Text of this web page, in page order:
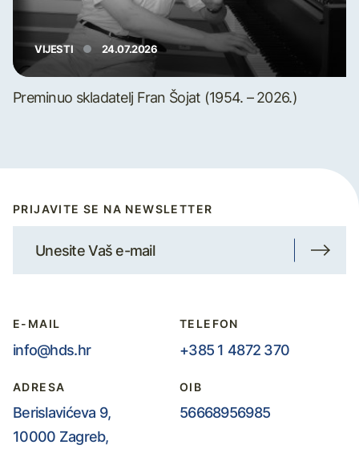
VIJESTI 24.07.2026
Preminuo skladatelj Fran Šojat (1954. – 2026.)
PRIJAVITE SE NA NEWSLETTER
E-MAIL
info@hds.hr
TELEFON
+385 1 4872 370
ADRESA
Berislavićeva 9,
10000 Zagreb,
OIB
56668956985